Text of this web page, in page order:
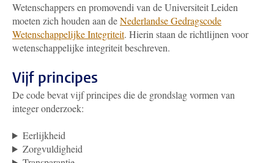
Wetenschappers en promovendi van de Universiteit Leiden
moeten zich houden aan deNederlandse Gedragscode
Wetenschappelijke Integriteit. Hierin staan de richtlijnen voor
wetenschappelijke integriteit beschreven.
Vijf principes
De code bevat vijf principes die de grondslag vormen van
integer onderzoek:
Eerlijkheid
Zorgvuldigheid